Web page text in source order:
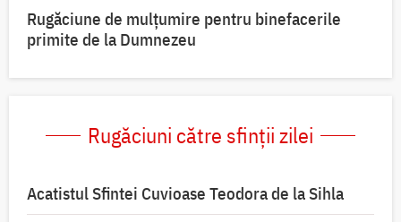
Rugăciune de mulțumire pentru binefacerile
primite de la Dumnezeu
Rugăciuni către sfinții zilei
Acatistul Sfintei Cuvioase Teodora de la Sihla